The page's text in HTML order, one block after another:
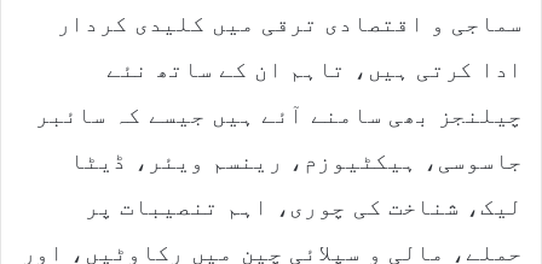
سماجی و اقتصادی ترقی میں کلیدی کردار
ادا کرتی ہیں، تاہم ان کے ساتھ نئے
چیلنجز بھی سامنے آئے ہیں جیسے کہ سائبر
جاسوسی، ہیکٹیوزم، رینسم ویئر، ڈیٹا
لیک، شناخت کی چوری، اہم تنصیبات پر
حملے، مالی و سپلائی چین میں رکاوٹیں، اور